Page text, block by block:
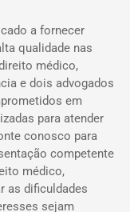
a fornecer
qualidade nas
médico,
e dois advogados
em
para atender
conosco para
competente
médico,
as dificuldades
sejam